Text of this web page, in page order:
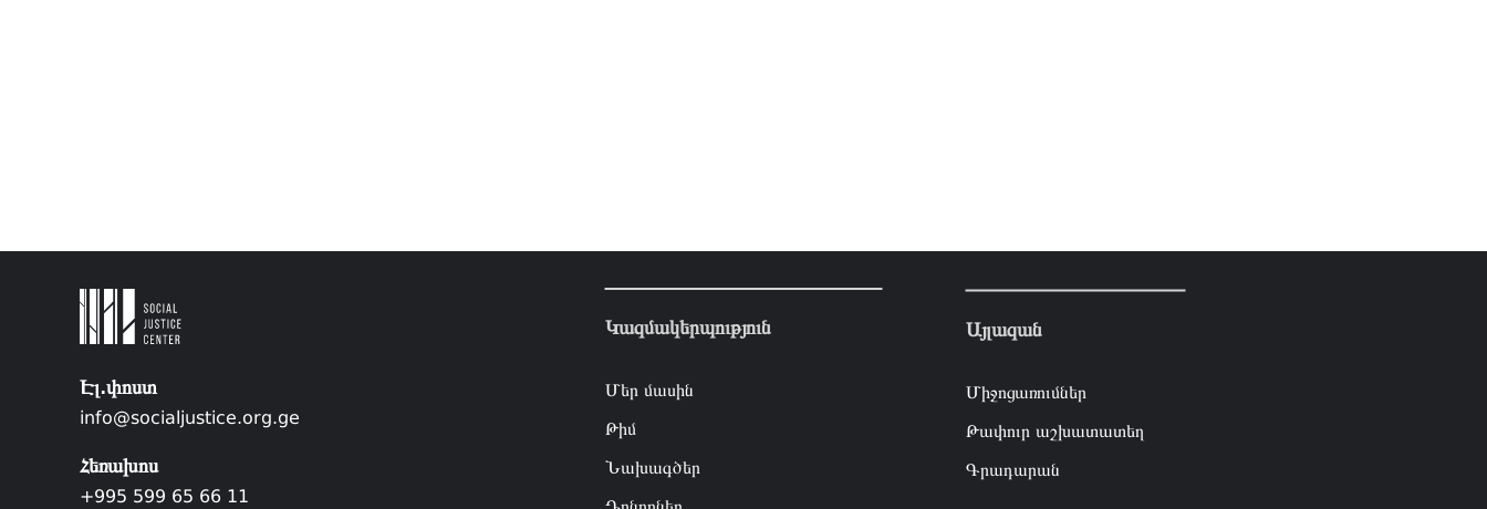
Էլ.փոստ
info@socialjustice.org.ge
Հեռախոս
+995 599 65 66 11
Կազմակերպություն
Մեր մասին
Թիմ
Նախագծեր
Այլազան
Միջոցառումներ
Թափուր աշխատատեղ
Գրադարան